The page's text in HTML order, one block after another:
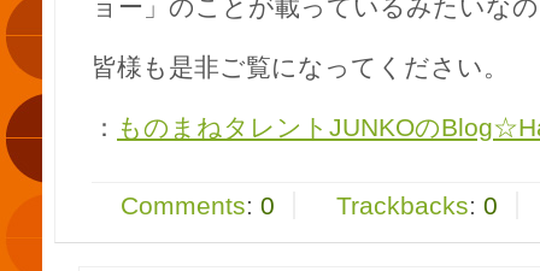
ョー」のことが載っているみたいな
皆様も是非ご覧になってください。
： ものまねタレントJUNKOの
Comments: 0 Trackbacks: 0